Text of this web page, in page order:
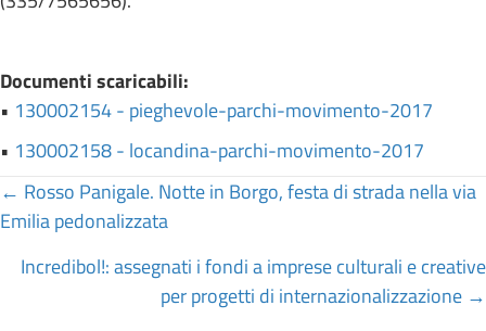
Documenti scaricabili:
• 130002154 - pieghevole-parchi-movimento-2017
• 130002158 - locandina-parchi-movimento-2017
Posts
navigation
← Rosso Panigale. Notte in Borgo, festa di strada nella via
Emilia pedonalizzata
Incredibol!: assegnati i fondi a imprese culturali e creative
per progetti di internazionalizzazione →